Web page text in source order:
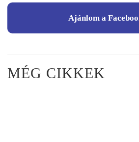
Ajánlom a
MÉG CIKKEK